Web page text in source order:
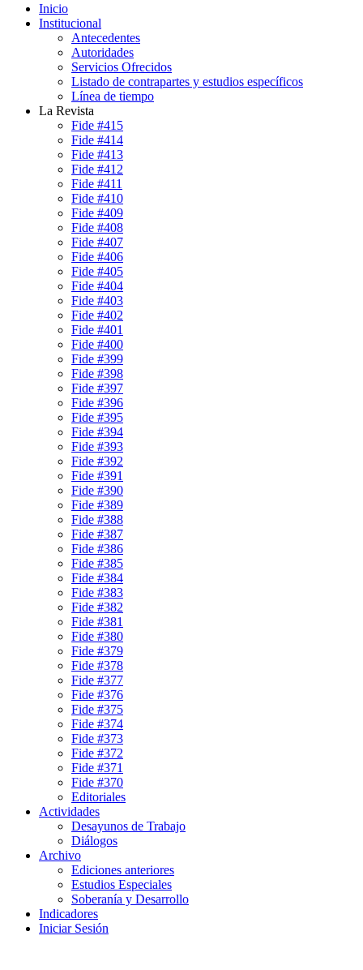
Inicio
Institucional
Antecedentes
Autoridades
Servicios Ofrecidos
Listado de contrapartes y estudios específicos
Línea de tiempo
La Revista
Fide #415
Fide #414
Fide #413
Fide #412
Fide #411
Fide #410
Fide #409
Fide #408
Fide #407
Fide #406
Fide #405
Fide #404
Fide #403
Fide #402
Fide #401
Fide #400
Fide #399
Fide #398
Fide #397
Fide #396
Fide #395
Fide #394
Fide #393
Fide #392
Fide #391
Fide #390
Fide #389
Fide #388
Fide #387
Fide #386
Fide #385
Fide #384
Fide #383
Fide #382
Fide #381
Fide #380
Fide #379
Fide #378
Fide #377
Fide #376
Fide #375
Fide #374
Fide #373
Fide #372
Fide #371
Fide #370
Editoriales
Actividades
Desayunos de Trabajo
Diálogos
Archivo
Ediciones anteriores
Estudios Especiales
Soberanía y Desarrollo
Indicadores
Iniciar Sesión